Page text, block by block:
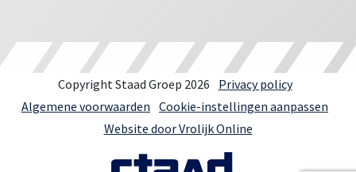
Copyright Staad Groep 2026
Privacy policy
Algemene voorwaarden Cookie-instellingen aanpassen
Website door Vrolijk Online